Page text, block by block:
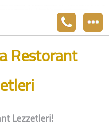
Restorant
Lezzetleri!